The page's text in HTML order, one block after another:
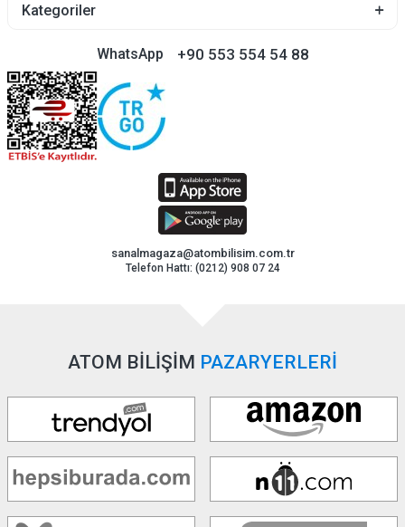
Kategoriler
WhatsApp +90 553 554 54 88
sanalmagaza@atombilisim.com.tr
Telefon Hattı: (0212) 908 07 24
ATOM BİLİŞİM PAZARYERLERİ